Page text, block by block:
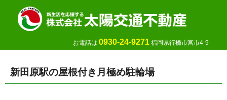
お電話は 0930-24-9271 福岡県行橋市宮市4-9
新田原駅の屋根付き月極め駐輪場